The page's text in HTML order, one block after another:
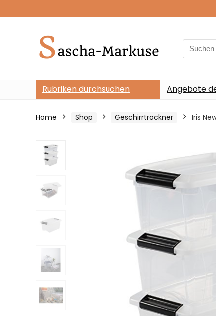
Search
for:
Rubriken durchsuchen Angebote
Home Shop Geschirrtrockner Iris